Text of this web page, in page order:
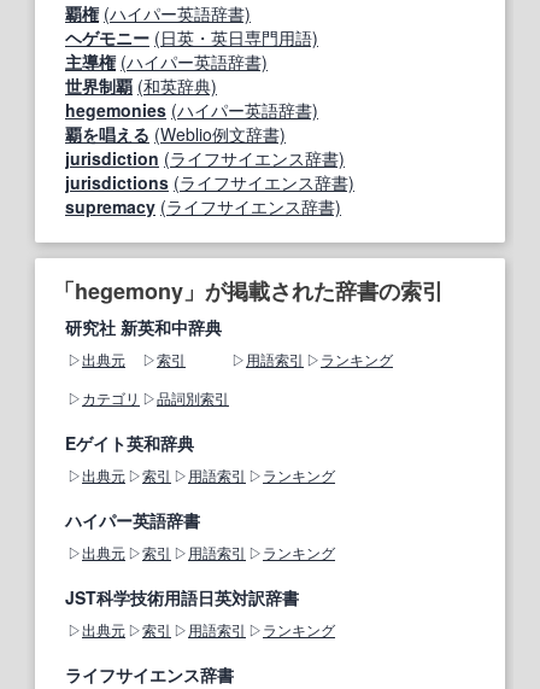
覇権 (ハイパー英語辞書)
ヘゲモニー (日英・英日専門用語)
主導権 (ハイパー英語辞書)
世界制覇 (和英辞典)
hegemonies (ハイパー英語辞書)
覇を唱える (Weblio例文辞書)
jurisdiction (ライフサイエンス辞書)
jurisdictions (ライフサイエンス辞書)
supremacy (ライフサイエンス辞書)
「hegemony」が掲載された辞書の索引
研究社 新英和中辞典
出典元 索引 用語索引
ランキング
カテゴリ
品詞別索引
Eゲイト英和辞典
出典元 索引 用語索引 ランキング
ハイパー英語辞書
出典元 索引 用語索引 ランキング
JST科学技術用語日英対訳辞書
出典元 索引 用語索引 ランキング
ライフサイエンス辞書